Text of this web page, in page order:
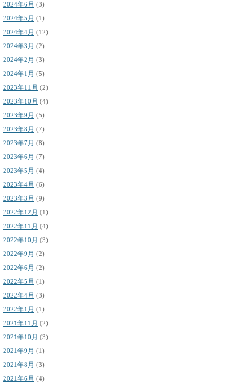
2024年6月 (3)
2024年5月 (1)
2024年4月 (12)
2024年3月 (2)
2024年2月 (3)
2024年1月 (5)
2023年11月 (2)
2023年10月 (4)
2023年9月 (5)
2023年8月 (7)
2023年7月 (8)
2023年6月 (7)
2023年5月 (4)
2023年4月 (6)
2023年3月 (9)
2022年12月 (1)
2022年11月 (4)
2022年10月 (3)
2022年9月 (2)
2022年6月 (2)
2022年5月 (1)
2022年4月 (3)
2022年1月 (1)
2021年11月 (2)
2021年10月 (3)
2021年9月 (1)
2021年8月 (3)
2021年6月 (4)